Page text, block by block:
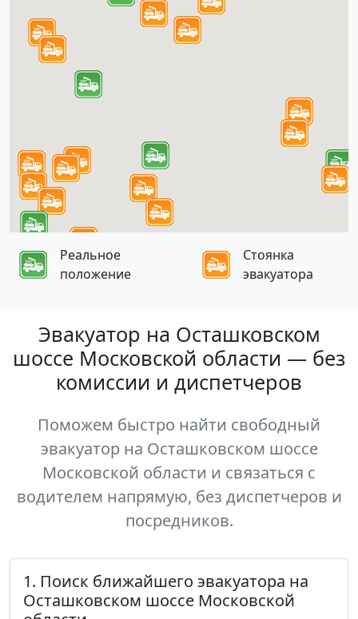
Реальное
положение
Стоянка
эвакуатора
Эвакуатор на Осташковском
шоссе Московской области — без
комиссии и диспетчеров
Поможем быстро найти свободный
эвакуатор на Осташковском шоссе
Московской области и связаться с
водителем напрямую, без диспетчеров и
посредников.
1. Поиск ближайшего эвакуатора на
Осташковском шоссе Московской